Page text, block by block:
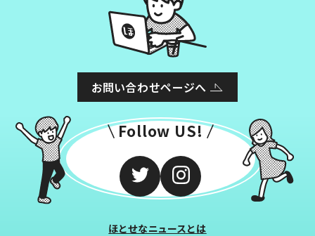
お問い合わせページへ
Follow US!
ほとせなニュースとは